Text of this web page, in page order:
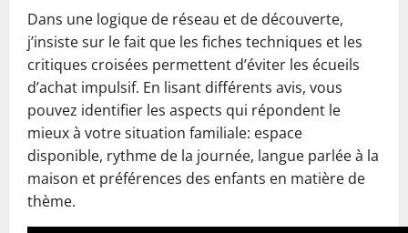
Dans une logique de réseau et de découverte,
j’insiste sur le fait que les fiches techniques et les
critiques croisées permettent d’éviter les écueils
d’achat impulsif. En lisant différents avis, vous
pouvez identifier les aspects qui répondent le
mieux à votre situation familiale: espace
disponible, rythme de la journée, langue parlée à la
maison et préférences des enfants en matière de
thème.